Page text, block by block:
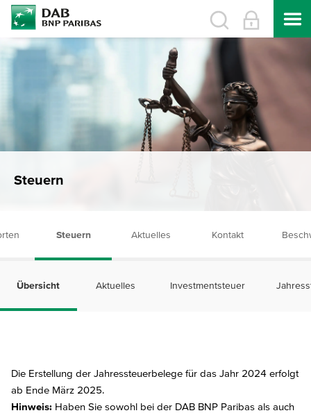
Steuern
Steuern Aktuelles Kontakt
Übersicht Aktuelles Investmentsteuer
Die Erstellung der Jahressteuerbelege für das Jahr 2024 erfolgt
ab Ende März 2025.
Hinweis: Haben Sie sowohl bei der DAB BNP Paribas als auch